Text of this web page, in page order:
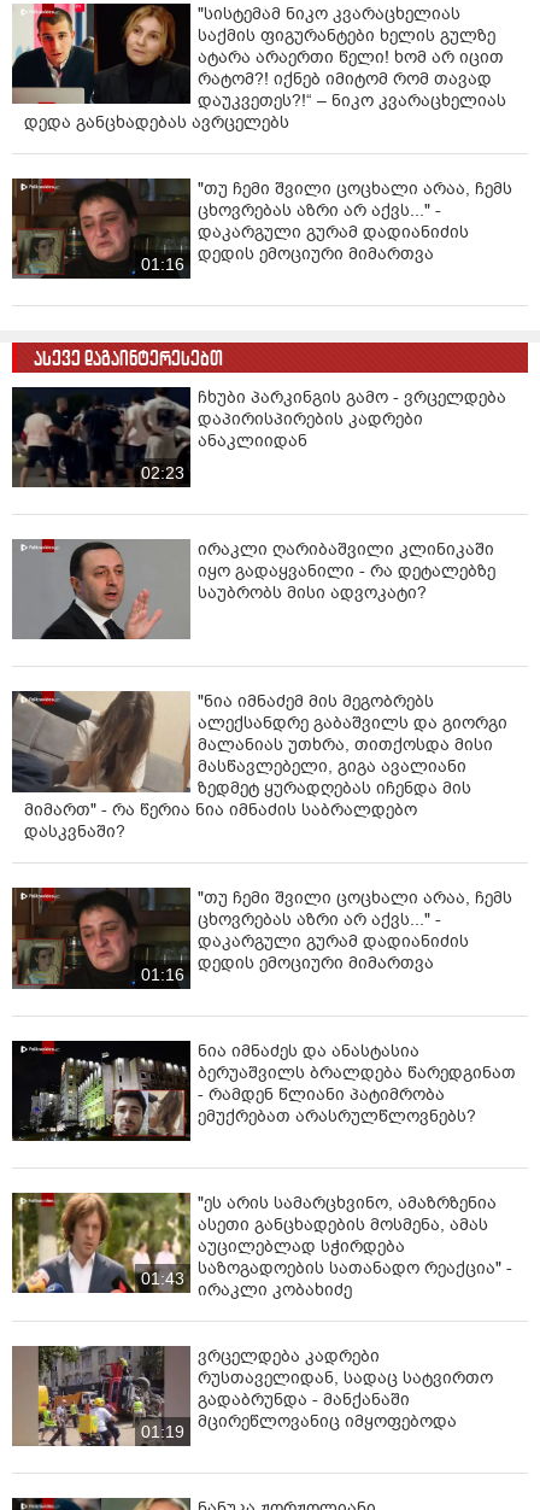
"სისტემამ ნიკო კვარაცხელიას
საქმის ფიგურანტები ხელის გულზე
ატარა არაერთი წელი! ხომ არ იცით
რატომ?! იქნებ იმიტომ რომ თავად
დაუკვეთეს?!“ – ნიკო კვარაცხელიას
დედა განცხადებას ავრცელებს
01:16
"თუ ჩემი შვილი ცოცხალი არაა, ჩემს
ცხოვრებას აზრი არ აქვს..." -
დაკარგული გურამ დადიანიძის
დედის ემოციური მიმართვა
ასევე დაგაინტერესებთ
02:23
ჩხუბი პარკინგის გამო - ვრცელდება
დაპირისპირების კადრები
ანაკლიიდან
ირაკლი ღარიბაშვილი კლინიკაში
იყო გადაყვანილი - რა დეტალებზე
საუბრობს მისი ადვოკატი?
"ნია იმნაძემ მის მეგობრებს
ალექსანდრე გაბაშვილს და გიორგი
მალანიას უთხრა, თითქოსდა მისი
მასწავლებელი, გიგა ავალიანი
ზედმეტ ყურადღებას იჩენდა მის
მიმართ" - რა წერია ნია იმნაძის საბრალდებო
დასკვნაში?
01:16
"თუ ჩემი შვილი ცოცხალი არაა, ჩემს
ცხოვრებას აზრი არ აქვს..." -
დაკარგული გურამ დადიანიძის
დედის ემოციური მიმართვა
ნია იმნაძეს და ანასტასია
ბერუაშვილს ბრალდება წარედგინათ
- რამდენ წლიანი პატიმრობა
ემუქრებათ არასრულწლოვნებს?
01:43
"ეს არის სამარცხვინო, ამაზრზენია
ასეთი განცხადების მოსმენა, ამას
აუცილებლად სჭირდება
საზოგადოების სათანადო რეაქცია" -
ირაკლი კობახიძე
01:19
ვრცელდება კადრები
რუსთაველიდან, სადაც სატვირთო
გადაბრუნდა - მანქანაში
მცირეწლოვანიც იმყოფებოდა